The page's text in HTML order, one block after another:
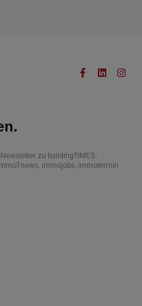
zu buildingTIMES,
immojobs, immotermin